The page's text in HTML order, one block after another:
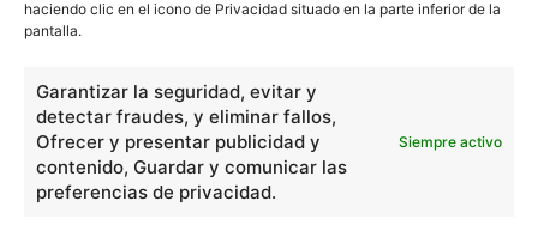
haciendo clic en el icono de Privacidad situado en la parte inferior de la
pantalla.
Garantizar la seguridad, evitar y
detectar fraudes, y eliminar fallos,
Ofrecer y presentar publicidad y
contenido, Guardar y comunicar las
preferencias de privacidad.
Siempre activo
Las formas del relieve y sus características
Números romanos 260229
Ángulos agudo, obtuso, recto y...